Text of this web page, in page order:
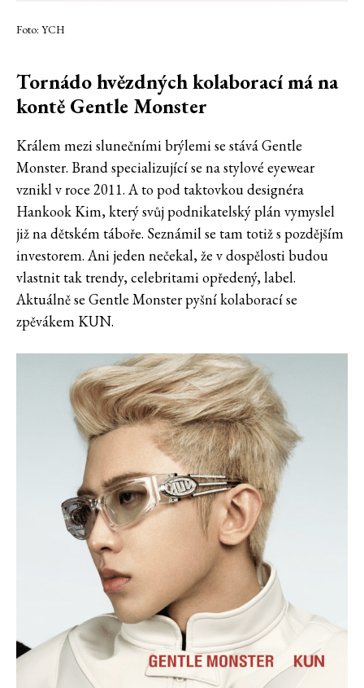
Foto: YCH
Tornádo hvězdných kolaborací má na
kontě Gentle Monster
Králem mezi slunečními brýlemi se stává Gentle
Monster. Brand specializující se na stylové eyewear
vznikl v roce 2011. A to pod taktovkou designéra
Hankook Kim, který svůj podnikatelský plán vymyslel
již na dětském táboře. Seznámil se tam totiž s pozdějším
investorem. Ani jeden nečekal, že v dospělosti budou
vlastnit tak trendy, celebritami opředený, label.
Aktuálně se Gentle Monster pyšní kolaborací se
zpěvákem KUN.